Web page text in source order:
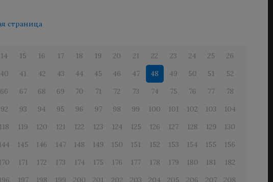
страница
14 15 16 17 18 19 20 21 22 23 24 25
26
40 41 42 43 44 45 46 47 48 49 50 51
52
66 67 68 69 70 71 72 73 74 75 76 77
78
92 93 94 95 96 97 98 99 100 101 102 103
104
118 119 120 121 122 123 124 125 126 127 128 129
130
144 145 146 147 148 149 150 151 152 153 154 155
156
170 171 172 173 174 175 176 177 178 179 180 181
182
196 197 198 199 200 201 202 203 204 205 206 207
208